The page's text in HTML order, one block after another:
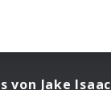
von Jake Isaac